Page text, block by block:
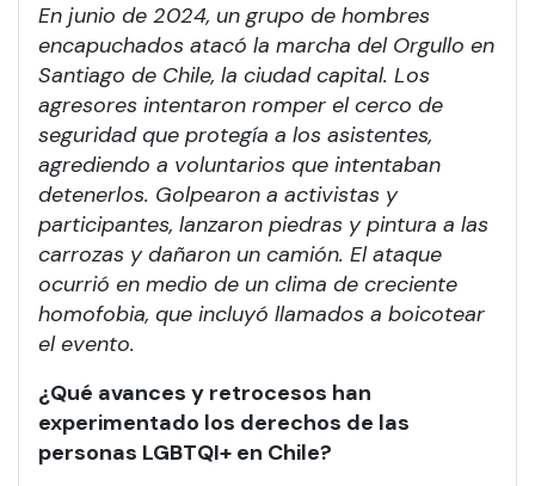
En junio de 2024, un grupo de hombres
encapuchados atacó la marcha del Orgullo en
Santiago de Chile, la ciudad capital. Los
agresores intentaron romper el cerco de
seguridad que protegía a los asistentes,
agrediendo a voluntarios que intentaban
detenerlos. Golpearon a activistas y
participantes, lanzaron piedras y pintura a las
carrozas y dañaron un camión. El ataque
ocurrió en medio de un clima de creciente
homofobia, que incluyó llamados a boicotear
el evento.
¿Qué avances y retrocesos han
experimentado los derechos de las
personas LGBTQI+ en Chile?